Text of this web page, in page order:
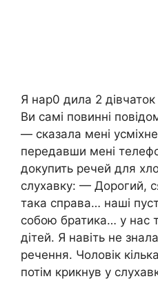
Я нар0 дила 2
Ви самі повинні
— сказала мені
передавши мені
докупить речей для
слухавку: — Дорогий,
така справа… наші
собою братика… у нас
дітей. Я навіть не
речення. Чоловік
потім крикнув у